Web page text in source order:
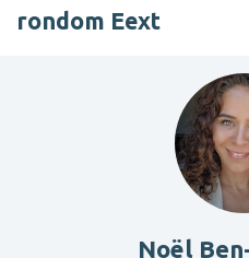
rondom Eext
Noël